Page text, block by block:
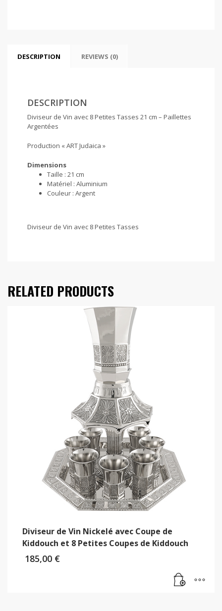
DESCRIPTION REVIEWS (0)
DESCRIPTION
Diviseur de Vin avec 8 Petites Tasses 21 cm – Paillettes
Argentées
Production « ART Judaica »
Dimensions
Taille : 21 cm
Matériel : Aluminium
Couleur : Argent
Diviseur de Vin avec 8 Petites Tasses
RELATED PRODUCTS
Diviseur de Vin Nickelé avec Coupe de
Kiddouch et 8 Petites Coupes de Kiddouch
185,00 €